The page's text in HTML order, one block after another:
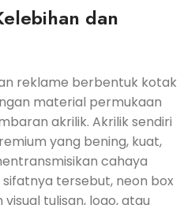
dan
reklame berbentuk kotak
material permukaan
akrilik. Akrilik sendiri
yang bening, kuat,
cahaya
tersebut, neon box
tulisan, logo, atau